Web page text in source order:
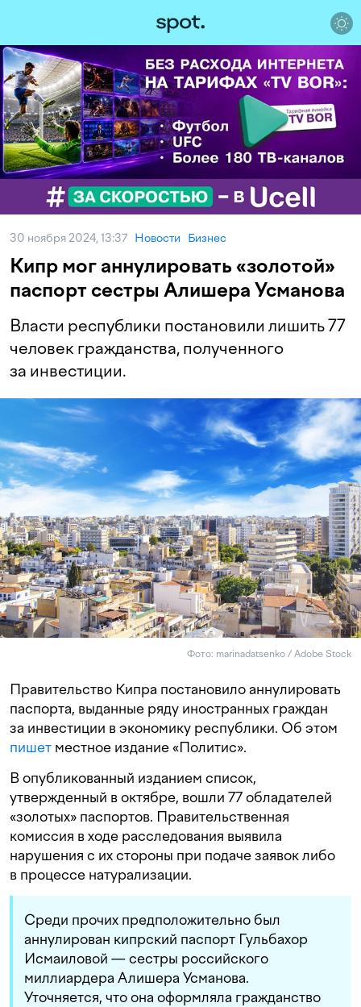
30 ноября 2024, 13:37 Новости Бизнес
Кипр мог аннулировать «золотой»
паспорт сестры Алишера Усманова
Власти республики постановили лишить 77
человек гражданства, полученного
за инвестиции.
Фото: marinadatsenko / Adobe Stock
Правительство Кипра постановило аннулировать
паспорта, выданные ряду иностранных граждан
за инвестиции в экономику республики. Об этом
пишет местное издание «Политис».
В опубликованный изданием список,
утвержденный в октябре, вошли 77 обладателей
«золотых» паспортов. Правительственная
комиссия в ходе расследования выявила
нарушения с их стороны при подаче заявок либо
в процессе натурализации.
Среди прочих предположительно был
аннулирован кипрский паспорт Гульбахор
Исмаиловой — сестры российского
миллиардера Алишера Усманова.
Уточняется, что она оформляла гражданство